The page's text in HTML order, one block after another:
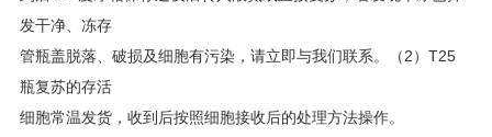
发干净、冻存
管瓶盖脱落、破损及细胞有污染，请立即与我们联系。（2）T25
瓶复苏的存活
细胞常温发货，收到后按照细胞接收后的处理方法操作。